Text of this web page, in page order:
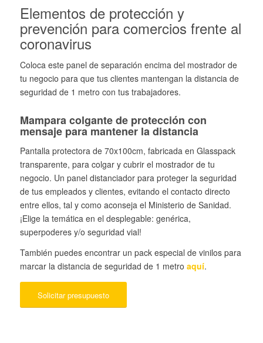
Elementos de protección y
prevención para comercios frente al
coronavirus
Coloca este panel de separación encima del mostrador de
tu negocio para que tus clientes mantengan la distancia de
seguridad de 1 metro con tus trabajadores.
Mampara colgante de protección con
mensaje para mantener la distancia
Pantalla protectora de 70x100cm, fabricada en Glasspack
transparente, para colgar y cubrir el mostrador de tu
negocio. Un panel distanciador para proteger la seguridad
de tus empleados y clientes, evitando el contacto directo
entre ellos, tal y como aconseja el Ministerio de Sanidad.
¡Elige la temática en el desplegable: genérica,
superpoderes y/o seguridad vial!
También puedes encontrar un pack especial de vinilos para
marcar la distancia de seguridad de 1 metro aquí.
Solicitar presupuesto